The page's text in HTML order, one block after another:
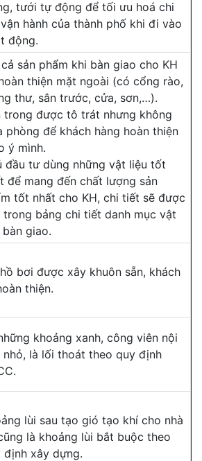
tưới tự động để tối ưu hoá chi
hành của thành phố khi đi vào
động.
sản phẩm khi bàn giao cho KH
thiện mặt ngoài (có cổng rào,
thư, sân trước, cửa, sơn,…).
trong được tô trát nhưng không
phòng để khách hàng hoàn thiện
ý mình.
đầu tư dùng những vật liệu tốt
để mang đến chất lượng sản
tốt nhất cho KH, chi tiết sẽ được
trong bảng chi tiết danh mục vật
bàn giao.
bơi được xây khuôn sẵn, khách
thiện.
khoảng xanh, công viên nội
nhỏ, là lối thoát theo quy định
lùi sau tạo gió tạo khí cho nhà
là khoảng lùi bắt buộc theo
định xây dựng.